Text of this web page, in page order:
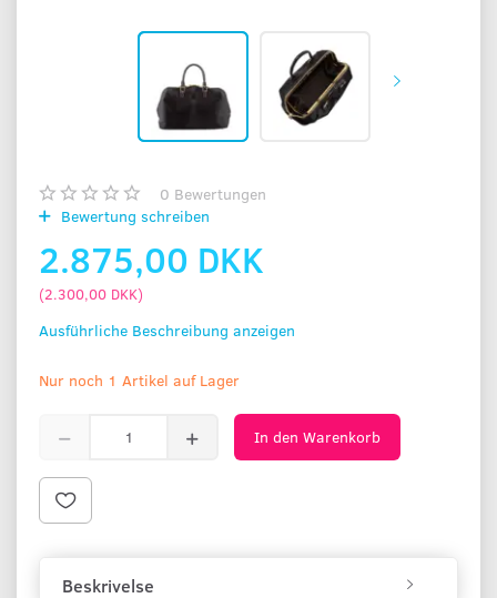
0 Bewertungen
Bewertung schreiben
2.875,00 DKK
(2.300,00 DKK)
Ausführliche Beschreibung anzeigen
Nur noch 1 Artikel auf Lager
In den Warenkorb
Beskrivelse